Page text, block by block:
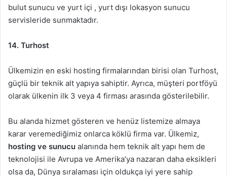
bulut sunucu ve yurt içi , yurt dışı lokasyon sunucu
servisleride sunmaktadır.
14. Turhost
Ülkemizin en eski hosting firmalarından birisi olan Turhost,
güçlü bir teknik alt yapıya sahiptir. Ayrıca, müşteri portföyü
olarak ülkenin ilk 3 veya 4 firması arasında gösterilebilir.
Bu alanda hizmet gösteren ve henüz listemize almaya
karar veremediğimiz onlarca köklü firma var. Ülkemiz,
hosting ve sunucu alanında hem teknik alt yapı hem de
teknolojisi ile Avrupa ve Amerika’ya nazaran daha eksikleri
olsa da, Dünya sıralaması için oldukça iyi yere sahip